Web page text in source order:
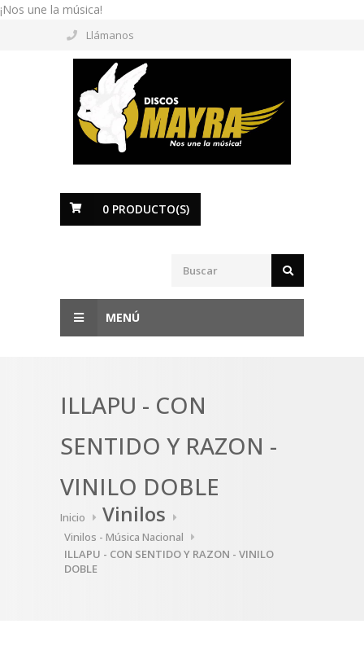
¡Nos une la música!
Llámanos
0 PRODUCTO(S)
MENÚ
ILLAPU - CON
SENTIDO Y RAZON -
VINILO DOBLE
Inicio Vinilos
Vinilos - Música Nacional
ILLAPU - CON SENTIDO Y RAZON - VINILO
DOBLE